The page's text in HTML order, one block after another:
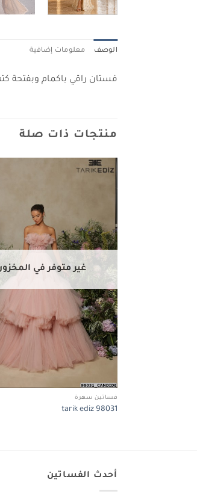
الوصف معلومات إضافية
فستان راقي باكمام
منتجات ذات صلة
غير متوفر في
فساتين سهرة
tarik ediz 98031
أحدث الفساتين